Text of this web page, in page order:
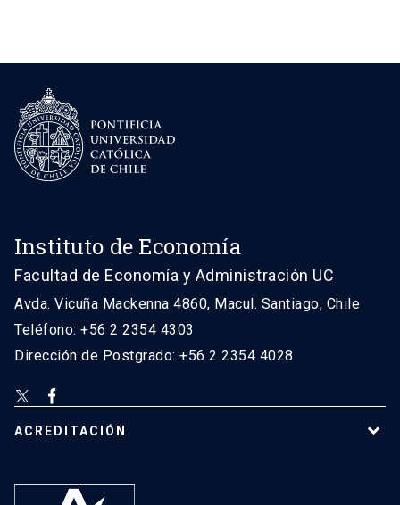
Instituto de Economía
Facultad de Economía y Administración UC
Avda. Vicuña Mackenna 4860, Macul. Santiago, Chile
Teléfono: +56 2 2354 4303
Dirección de Postgrado: +56 2 2354 4028
ACREDITACIÓN